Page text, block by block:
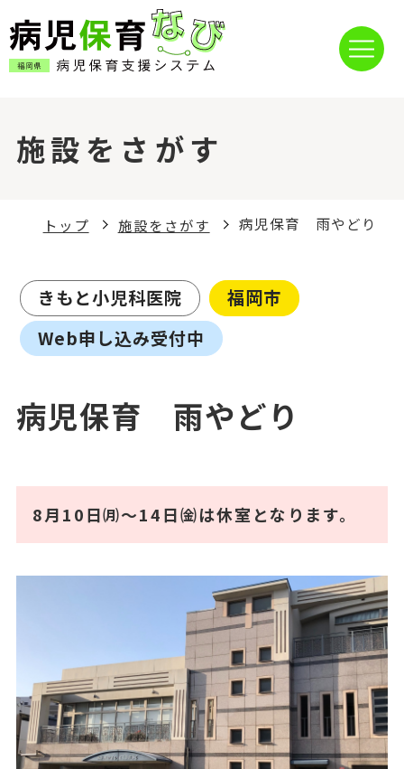
施設をさがす
トップ 施設をさがす 病児保育 雨やどり
きもと小児科医院
福岡市
Web申し込み受付中
病児保育 雨やどり
8月10日㈪～14日㈮は休室となります。